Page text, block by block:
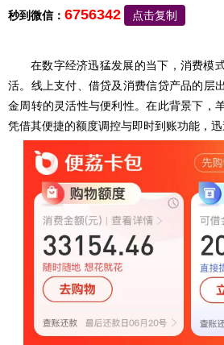
秒到微信： 6756342 点击复制
在数字经济迅猛发展的当下，消费模
活。线上支付、借贷及消费信贷产品的层
金周转的灵活性与便利性。在此背景下，
凭借其便捷的额度调控与即时到账功能，迅